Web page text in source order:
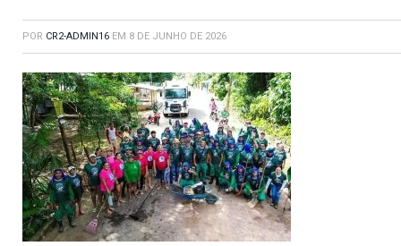
POR CR2-ADMIN16 EM 8 DE JUNHO DE 2026